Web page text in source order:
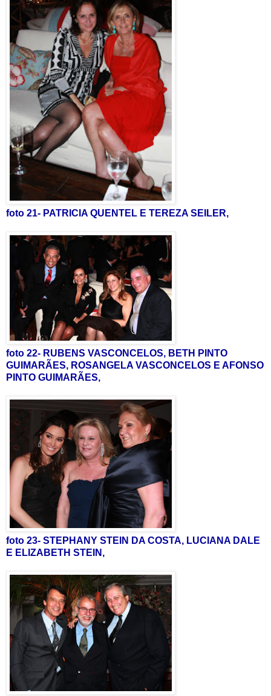
foto 21- PATRICIA QUENTEL E TEREZA SEILER,
foto 22- RUBENS VASCONCELOS, BETH PINTO
GUIMARÃES, ROSANGELA VASCONCELOS E AFONSO
PINTO GUIMARÃES,
foto 23- STEPHANY STEIN DA COSTA, LUCIANA DALE
E ELIZABETH STEIN,